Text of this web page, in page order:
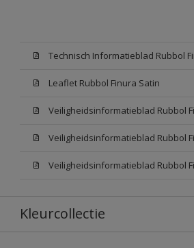
Leaflet Rubbol Finura Satin
Kleurcollectie